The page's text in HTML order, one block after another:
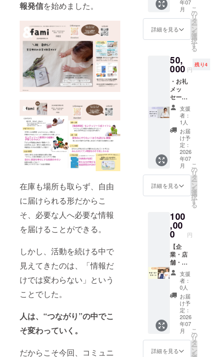
報発信を始めました。
在庫も場所も取らず、自由
に届けられる形だからこ
そ、必要な人へ必要な情報
を届けることができる。
しかし、活動を続ける中で
見えてきたのは、「情報だ
けでは変わらない」という
ことでした。
人は、“つながり”の中でこ
そ変わっていく。
だからこそ今回、コミュニ
業が存
続する
限り掲
載 ＊掲
100字紹
介文を
記載 ＊
注意事
項：掲
載する
お名
前・ロ
ゴやバ
ナーな
どの画
像の受
け渡し
につい
ては、
プロ
ジェク
るメー
ルをご
確認く
ださ
い。 ・
感謝会
招待 ＊
「感謝
会につ
いて」
・日
時：
2026年
7月〜9
月頃 ・
内容：
支援し
ていた
セージ
・ポス
トカー
ド ・感
謝会へ
のご招
「感謝
会につ
いて」
・日
時：
2026年
7月〜9
月頃 ・
内容：
支援し
ていた
だいた
方限定
のカ
フェ会
を開催
しま
内・大
阪府内
・支援
者様の
交通費
や滞在
費は各
自でご
負担く
ださ
い。 ・
詳細は
プロ
ジェク
ト終了
後に
メール
で連絡
年07
月
詳細を見る
こ
の
リ
タ
ー
ン
を
選
択
す
る
50,
000 円
残り4
・お礼
メッ
セージ
・ポス
トカー
ド ・ク
ラウド
ファン
ディン
グサン
クス
ページ
にお名
前＋100
字紹介
文＋写
ロゴを
記載 ＊
掲載期
間：
2026年
7月1日
から事
業が存
続する
限り掲
載 ＊掲
載方
法：お
名前＋
100字紹
介文を
記載 ＊
注意事
支援
者：
1人
お届
け予
定：
2026
年07
月
詳細を見る
こ
の
リ
タ
ー
ン
を
選
択
す
る
100
,00
0 円
【企
業・店
舗・団
体向
け：サ
ポー
ターリ
ター
ン】 ・
お礼
メッ
セージ
・ポス
トカー
支援
者：
0人
お届
け予
定：
2026
年07
月
詳細を見る
こ
の
リ
タ
ー
ン
を